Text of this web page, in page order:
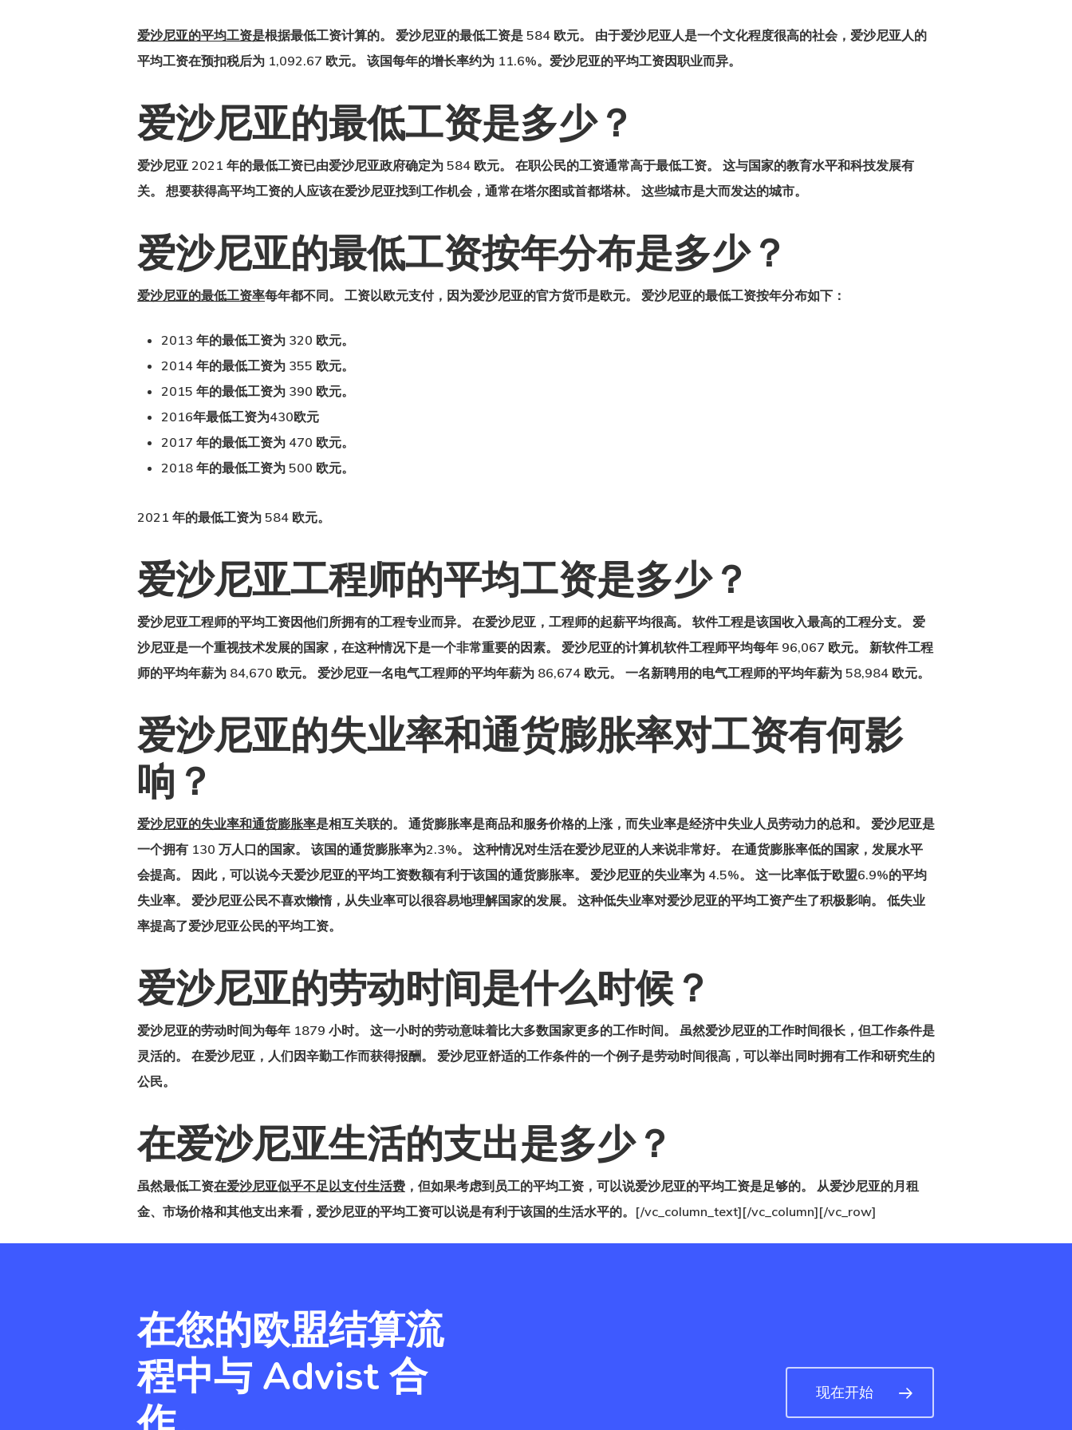
Hit enter to search or ESC to close
爱沙尼亚的平均工资是根据最低工资计算的。 爱沙尼亚的最低工资是 584 欧元。 由于爱沙尼亚人是一个文化程度很高的社会，爱沙尼亚人的
平均工资在预扣税后为 1,092.67 欧元。 该国每年的增长率约为 11.6%。 爱沙尼亚的平均工资因职业而异。
爱沙尼亚的最低工资是多少？
爱沙尼亚 2021 年的最低工资已由爱沙尼亚政府确定为 584 欧元。 在职公民的工资通常高于最低工资。 这与国家的教育水平和科技发展有
关。 想要获得高平均工资的人应该在爱沙尼亚找到工作机会，通常在塔尔图或首都塔林。 这些城市是大而发达的城市。
爱沙尼亚的最低工资按年分布是多少？
爱沙尼亚的最低工资率每年都不同。 工资以欧元支付，因为爱沙尼亚的官方货币是欧元。 爱沙尼亚的最低工资按年分布如下：
2013 年的最低工资为 320 欧元。
2014 年的最低工资为 355 欧元。
2015 年的最低工资为 390 欧元。
2016年最低工资为430欧元
2017 年的最低工资为 470 欧元。
2018 年的最低工资为 500 欧元。
2021 年的最低工资为 584 欧元。
爱沙尼亚工程师的平均工资是多少？
爱沙尼亚工程师的平均工资因他们所拥有的工程专业而异。 在爱沙尼亚，工程师的起薪平均很高。 软件工程是该国收入最高的工程分支。 爱
沙尼亚是一个重视技术发展的国家，在这种情况下是一个非常重要的因素。 爱沙尼亚的计算机软件工程师平均每年 96,067 欧元。 新软件工程
师的平均年薪为 84,670 欧元。 爱沙尼亚一名电气工程师的平均年薪为 86,674 欧元。 一名新聘用的电气工程师的平均年薪为 58,984 欧元。
爱沙尼亚的失业率和通货膨胀率对工资有何影
响？
爱沙尼亚的失业率和通货膨胀率是相互关联的。 通货膨胀率是商品和服务价格的上涨，而失业率是经济中失业人员劳动力的总和。 爱沙尼亚是
一个拥有 130 万人口的国家。 该国的通货膨胀率为2.3%。 这种情况对生活在爱沙尼亚的人来说非常好。 在通货膨胀率低的国家，发展水平
会提高。 因此，可以说今天爱沙尼亚的平均工资数额有利于该国的通货膨胀率。 爱沙尼亚的失业率为 4.5%。 这一比率低于欧盟6.9%的平均
失业率。 爱沙尼亚公民不喜欢懒惰，从失业率可以很容易地理解国家的发展。 这种低失业率对爱沙尼亚的平均工资产生了积极影响。 低失业
率提高了爱沙尼亚公民的平均工资。
爱沙尼亚的劳动时间是什么时候？
爱沙尼亚的劳动时间为每年 1879 小时。 这一小时的劳动意味着比大多数国家更多的工作时间。 虽然爱沙尼亚的工作时间很长，但工作条件是
灵活的。 在爱沙尼亚，人们因辛勤工作而获得报酬。 爱沙尼亚舒适的工作条件的一个例子是劳动时间很高，可以举出同时拥有工作和研究生的
公民。
在爱沙尼亚生活的支出是多少？
虽然最低工资在爱沙尼亚似乎不足以支付生活费 ，但如果考虑到员工的平均工资，可以说爱沙尼亚的平均工资是足够的。 从爱沙尼亚的月租
金、市场价格和其他支出来看，爱沙尼亚的平均工资可以说是有利于该国的生活水平的。[/vc_column_text][/vc_column][/vc_row]
在您的欧盟结算流
程中与 Advist 合
现在开始